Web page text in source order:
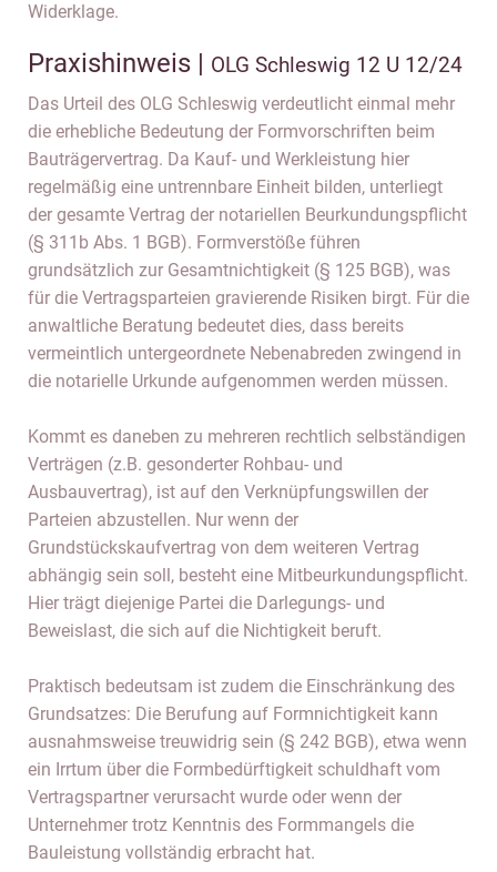
Widerklage.
Praxishinweis | OLG Schleswig 12 U 12/24
Das Urteil des OLG Schleswig verdeutlicht einmal mehr
die erhebliche Bedeutung der Formvorschriften beim
Bauträgervertrag. Da Kauf- und Werkleistung hier
regelmäßig eine untrennbare Einheit bilden, unterliegt
der gesamte Vertrag der notariellen Beurkundungspflicht
(§ 311b Abs. 1 BGB). Formverstöße führen
grundsätzlich zur Gesamtnichtigkeit (§ 125 BGB), was
für die Vertragsparteien gravierende Risiken birgt. Für die
anwaltliche Beratung bedeutet dies, dass bereits
vermeintlich untergeordnete Nebenabreden zwingend in
die notarielle Urkunde aufgenommen werden müssen.
Kommt es daneben zu mehreren rechtlich selbständigen
Verträgen (z.B. gesonderter Rohbau- und
Ausbauvertrag), ist auf den Verknüpfungswillen der
Parteien abzustellen. Nur wenn der
Grundstückskaufvertrag von dem weiteren Vertrag
abhängig sein soll, besteht eine Mitbeurkundungspflicht.
Hier trägt diejenige Partei die Darlegungs- und
Beweislast, die sich auf die Nichtigkeit beruft.
Praktisch bedeutsam ist zudem die Einschränkung des
Grundsatzes: Die Berufung auf Formnichtigkeit kann
ausnahmsweise treuwidrig sein (§ 242 BGB), etwa wenn
ein Irrtum über die Formbedürftigkeit schuldhaft vom
Vertragspartner verursacht wurde oder wenn der
Unternehmer trotz Kenntnis des Formmangels die
Bauleistung vollständig erbracht hat.